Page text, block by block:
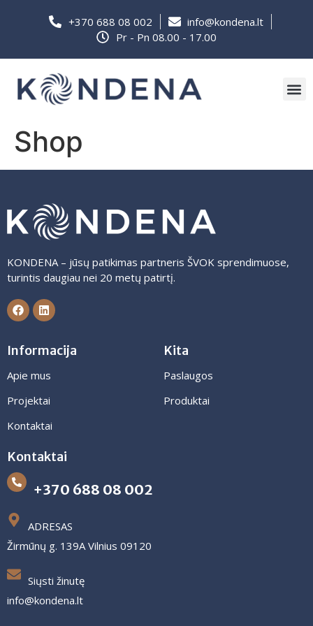
+370 688 08 002
info@kondena.lt
Pr - Pn 08.00 - 17.00
Shop
KONDENA – jūsų patikimas partneris ŠVOK sprendimuose,
turintis daugiau nei 20 metų patirtį.
Informacija
Apie mus
Projektai
Kontaktai
Kita
Paslaugos
Produktai
Kontaktai
+370 688 08 002
ADRESAS
Žirmūnų g. 139A Vilnius 09120
Siųsti žinutę
info@kondena.lt